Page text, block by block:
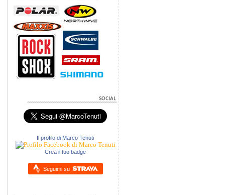
Il profilo di Marco Tenuti
Crea il tuo badge
Seguimi su